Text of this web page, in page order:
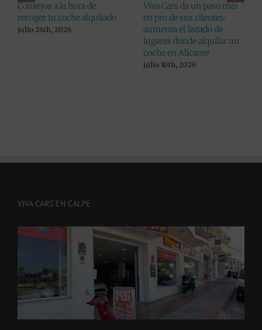
Consejos a la hora de
recoger tu coche alquilado
julio 24th, 2026
Viva Cars da un paso más
en pro de sus clientes:
aumenta el listado de
lugares donde alquilar un
coche en Alicante
julio 10th, 2026
VIVA CARS EN CALPE